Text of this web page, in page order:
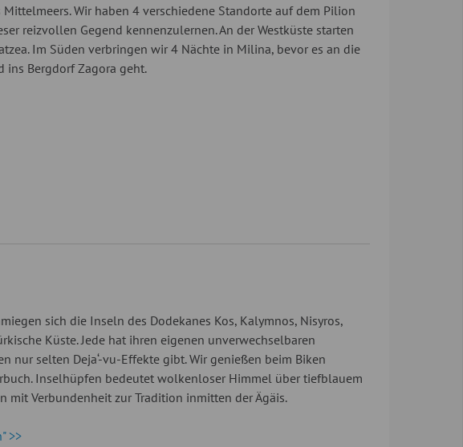
Wir haben 4 verschiedene Standorte auf dem Pilion
reizvollen Gegend kennenzulernen. An der Westküste starten
Im Süden verbringen wir 4 Nächte in Milina, bevor es an die
ins Bergdorf Zagora geht.
sich die Inseln des Dodekanes Kos, Kalymnos, Nisyros,
Küste. Jede hat ihren eigenen unverwechselbaren
nur selten Deja‘-vu-Effekte gibt. Wir genießen beim Biken
Inselhüpfen bedeutet wolkenloser Himmel über tiefblauem
mit Verbundenheit zur Tradition inmitten der Ägäis.
>>